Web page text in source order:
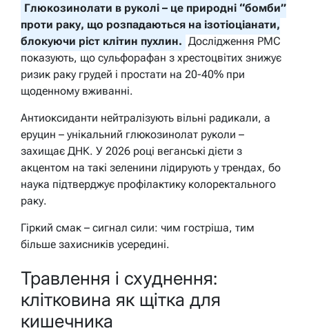
Глюкозинолати в руколі – це природні “бомби”
проти раку, що розпадаються на ізотіоціанати,
блокуючи ріст клітин пухлин. Дослідження PMC
показують, що сульфорафан з хрестоцвітих знижує
ризик раку грудей і простати на 20-40% при
щоденному вживанні.
Антиоксиданти нейтралізують вільні радикали, а
еруцин – унікальний глюкозинолат руколи –
захищає ДНК. У 2026 році веганські дієти з
акцентом на такі зеленини лідирують у трендах, бо
наука підтверджує профілактику колоректального
раку.
Гіркий смак – сигнал сили: чим гостріша, тим
більше захисників усередині.
Травлення і схуднення:
клітковина як щітка для
кишечника